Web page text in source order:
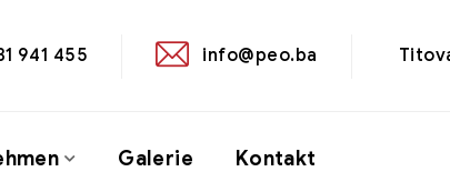
941 455 info@peo.ba
Galerie Kontakt